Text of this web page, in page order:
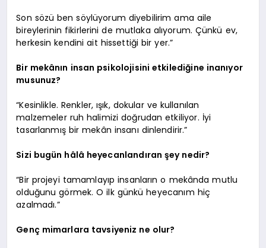
Son sözü ben söylüyorum diyebilirim ama aile
bireylerinin fikirlerini de mutlaka alıyorum. Çünkü ev,
herkesin kendini ait hissettiği bir yer.”
Bir mekânın insan psikolojisini etkilediğine inanıyor
musunuz?
“Kesinlikle. Renkler, ışık, dokular ve kullanılan
malzemeler ruh halimizi doğrudan etkiliyor. İyi
tasarlanmış bir mekân insanı dinlendirir.”
Sizi bugün hâlâ heyecanlandıran şey nedir?
“Bir projeyi tamamlayıp insanların o mekânda mutlu
olduğunu görmek. O ilk günkü heyecanım hiç
azalmadı.”
Genç mimarlara tavsiyeniz ne olur?